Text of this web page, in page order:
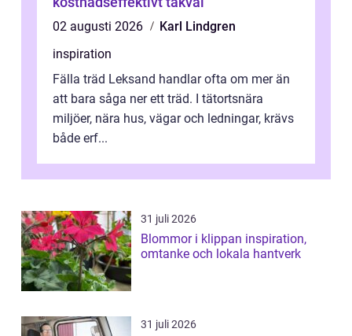
02 augusti 2026
Karl Lindgren
inspiration
Fälla träd Leksand handlar ofta om mer än
att bara såga ner ett träd. I tätortsnära
miljöer, nära hus, vägar och ledningar, krävs
både erf...
31 juli 2026
Blommor i klippan inspiration,
omtanke och lokala hantverk
31 juli 2026